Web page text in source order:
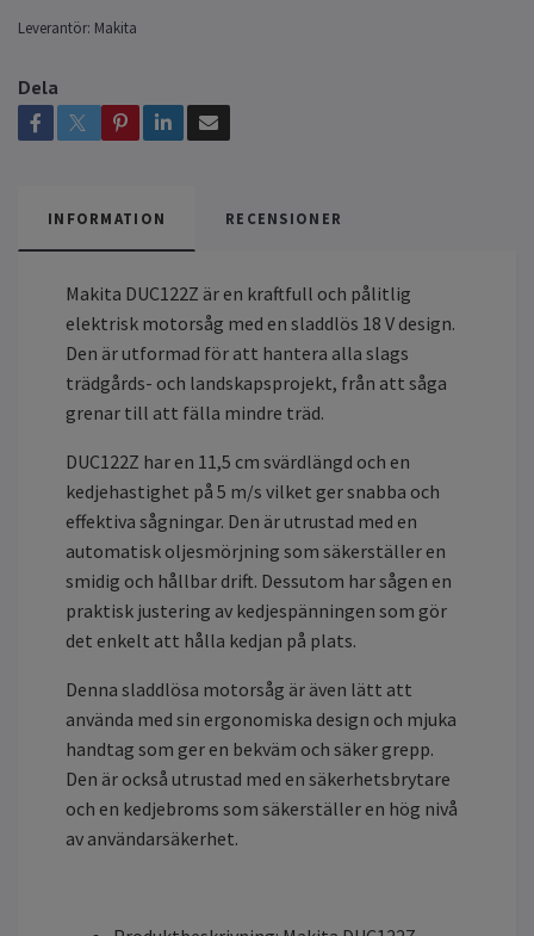
Leverantör: Makita
Dela
INFORMATION RECENSIONER
Makita DUC122Z är en kraftfull och pålitlig
elektrisk motorsåg med en sladdlös 18 V design.
Den är utformad för att hantera alla slags
trädgårds- och landskapsprojekt, från att såga
grenar till att fälla mindre träd.
DUC122Z har en 11,5 cm svärdlängd och en
kedjehastighet på 5 m/s vilket ger snabba och
effektiva sågningar. Den är utrustad med en
automatisk oljesmörjning som säkerställer en
smidig och hållbar drift. Dessutom har sågen en
praktisk justering av kedjespänningen som gör
det enkelt att hålla kedjan på plats.
Denna sladdlösa motorsåg är även lätt att
använda med sin ergonomiska design och mjuka
handtag som ger en bekväm och säker grepp.
Den är också utrustad med en säkerhetsbrytare
och en kedjebroms som säkerställer en hög nivå
av användarsäkerhet.